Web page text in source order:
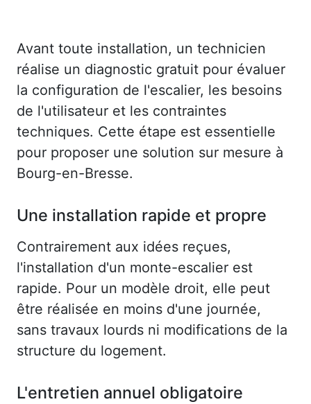
Avant toute installation, un technicien
réalise un diagnostic gratuit pour évaluer
la configuration de l'escalier, les besoins
de l'utilisateur et les contraintes
techniques. Cette étape est essentielle
pour proposer une solution sur mesure à
Bourg-en-Bresse.
Une installation rapide et propre
Contrairement aux idées reçues,
l'installation d'un monte-escalier est
rapide. Pour un modèle droit, elle peut
être réalisée en moins d'une journée,
sans travaux lourds ni modifications de la
structure du logement.
L'entretien annuel obligatoire